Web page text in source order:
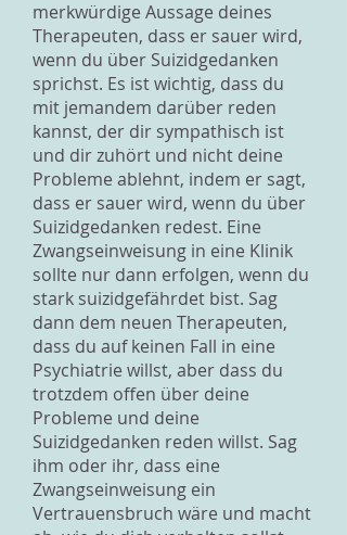
merkwürdige Aussage deines
Therapeuten, dass er sauer wird,
wenn du über Suizidgedanken
sprichst. Es ist wichtig, dass du
mit jemandem darüber reden
kannst, der dir sympathisch ist
und dir zuhört und nicht deine
Probleme ablehnt, indem er sagt,
dass er sauer wird, wenn du über
Suizidgedanken redest. Eine
Zwangseinweisung in eine Klinik
sollte nur dann erfolgen, wenn du
stark suizidgefährdet bist. Sag
dann dem neuen Therapeuten,
dass du auf keinen Fall in eine
Psychiatrie willst, aber dass du
trotzdem offen über deine
Probleme und deine
Suizidgedanken reden willst. Sag
ihm oder ihr, dass eine
Zwangseinweisung ein
Vertrauensbruch wäre und macht